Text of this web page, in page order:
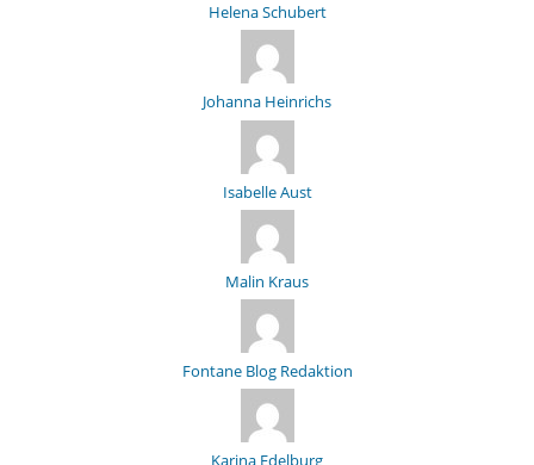
Helena Schubert
Johanna Heinrichs
Isabelle Aust
Malin Kraus
Fontane Blog Redaktion
Karina Edelburg